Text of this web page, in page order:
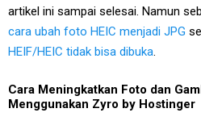
artikel ini sampai selesai. Namun
cara ubah foto HEIC menjadi JPG
HEIF/HEIC tidak bisa dibuka.
Cara Meningkatkan Foto dan
Menggunakan Zyro by Hostinger